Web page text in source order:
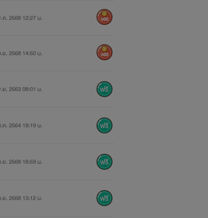
. 2568 12:27 น. 600
.ย. 2568 14:50 น. 600
ย. 2563 08:01 น.
ค. 2564 18:19 น.
.ย. 2568 18:59 น.
.ย. 2568 13:12 น.